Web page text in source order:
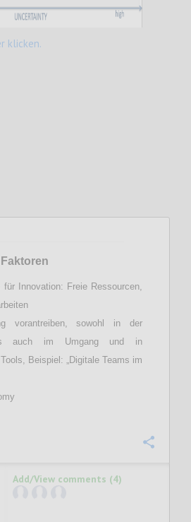
klicken.
für Innovation: Freie Ressourcen,
vorantreiben, sowohl in der
auch im Umgang und in
Beispiel: „Digitale Teams im
Add/View comments (4)